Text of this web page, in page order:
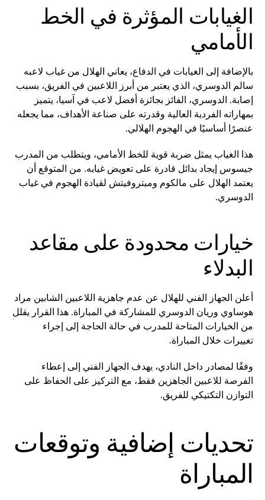
الغيابات المؤثرة في الخط
الأمامي
بالإضافة إلى الغيابات في الدفاع، يعاني الهلال من غياب لاعبه
سالم الدوسري، الذي يعتبر من أبرز اللاعبين في الفريق، بسبب
إصابة. الدوسري، الفائز بجائزة أفضل لاعب في آسيا، يتميز
بمهاراته الفردية العالية وقدرته على صناعة الأهداف، مما يجعله
عنصرًا أساسيًا في الهجوم الهلالي.
هذا الغياب يمثل ضربة قوية للخط الأمامي، ويتطلب من المدرب
جيسوس إيجاد بدائل قادرة على تعويض غيابه. من المتوقع أن
يعتمد الهلال على مالكوم وميتروفيتش لقيادة الهجوم في غياب
الدوسري.
خيارات محدودة على مقاعد
البدلاء
أعلن الجهاز الفني للهلال عن عدم جاهزية اللاعبين الشابين مراد
هوساوي وريان الدوسري للمشاركة في المباراة. هذا القرار يقلل
من الخيارات المتاحة للمدرب في حالة الحاجة إلى إجراء
تغييرات خلال المباراة.
وفقًا لمصادر داخل النادي، يهدف الجهاز الفني إلى إعطاء
الفرصة للاعبين الجاهزين فقط، مع التركيز على الحفاظ على
التوازن التكتيكي للفريق.
تحديات إضافية وتوقعات
المباراة